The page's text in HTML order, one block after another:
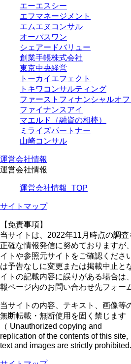
エーエスシー
エフマネージメント
エムエヌコンサル
オーパスワン
シェアードバリュー
創業手帳株式会社
東京中央経営
トーカイエフェクト
トキワコンサルティング
ファーストフィナンシャルオフ
ファイナンスアイ
マエルド（融資の相棒）
ミライズパートナー
山崎コンサル
運営会社情報
運営会社情報
運営会社情報_TOP
サイトマップ
【免責事項】
当サイトは、2022年11月時点の調査
正確な情報発信に努めておりますが
イトや参照元サイトをご確認くださ
は予告なしに変更または掲載中止と
イトの記載内容に誤りがある場合は
報ページ内のお問い合わせ先フォー
当サイトの内容、テキスト、画像等
無断転載・無断使用を固く禁じます
（ Unauthorized copying and
replication of the contents of this site,
text and images are strictly prohibited.